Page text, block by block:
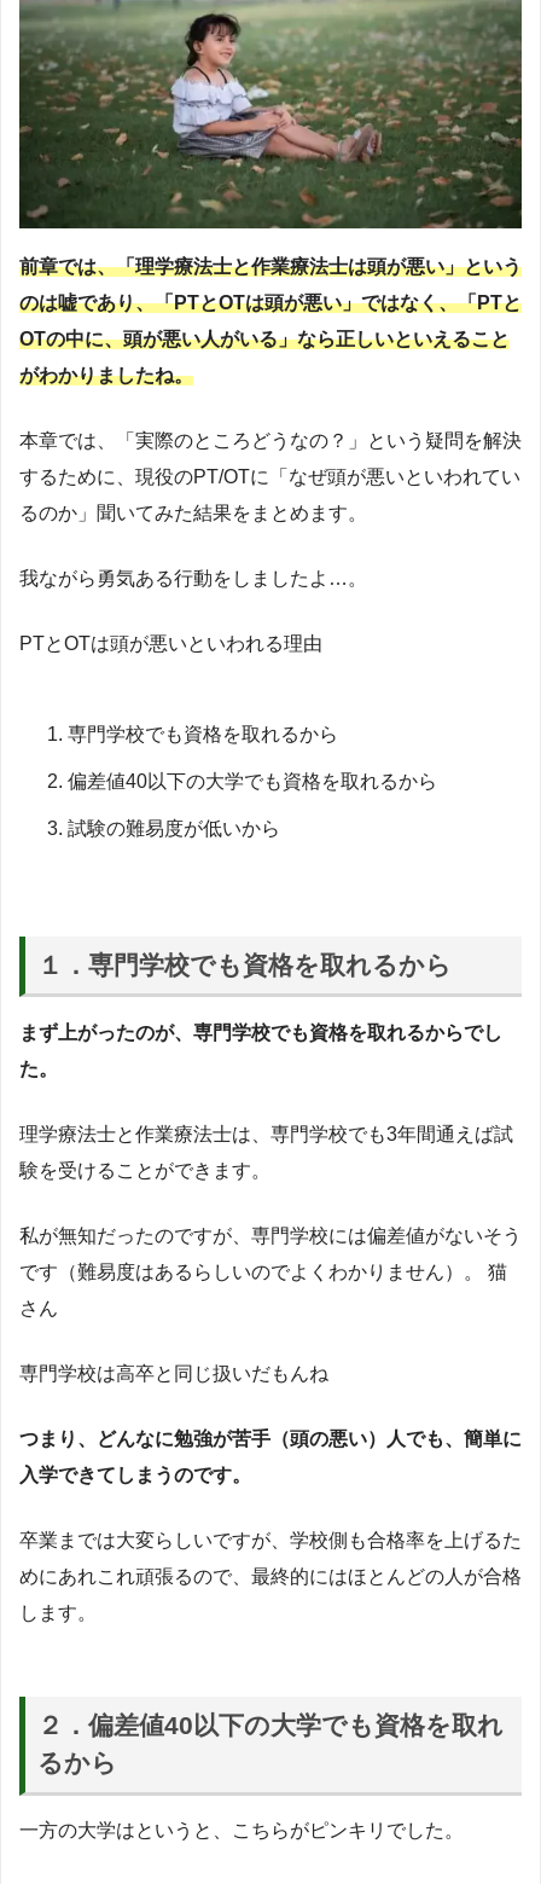
前章では、「理学療法士と作業療法士は頭が悪い」という
のは嘘であり、「PTとOTは頭が悪い」ではなく、「PTと
OTの中に、頭が悪い人がいる」なら正しいといえること
がわかりましたね。
本章では、「実際のところどうなの？」という疑問を解決
するために、現役のPT/OTに「なぜ頭が悪いといわれてい
るのか」聞いてみた結果をまとめます。
我ながら勇気ある行動をしましたよ…。
PTとOTは頭が悪いといわれる理由
専門学校でも資格を取れるから
偏差値40以下の大学でも資格を取れるから
試験の難易度が低いから
１．専門学校でも資格を取れるから
まず上がったのが、専門学校でも資格を取れるからでし
た。
理学療法士と作業療法士は、専門学校でも3年間通えば試
験を受けることができます。
私が無知だったのですが、専門学校には偏差値がないそう
です（難易度はあるらしいのでよくわかりません）。 猫
さん
専門学校は高卒と同じ扱いだもんね
つまり、どんなに勉強が苦手（頭の悪い）人でも、簡単に
入学できてしまうのです。
卒業までは大変らしいですが、学校側も合格率を上げるた
めにあれこれ頑張るので、最終的にはほとんどの人が合格
します。
２．偏差値40以下の大学でも資格を取れ
るから
一方の大学はというと、こちらがピンキリでした。